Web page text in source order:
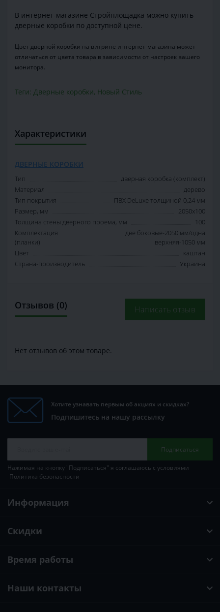
В интернет-магазине Стройплощадка можно купить
дверные коробки по доступной цене.
Цвет дверной коробки на витрине интернет-магазина может
отличаться от цвета товара в зависимости от настроек вашего
монитора.
Теги: Дверные коробки, Новый Стиль
Характеристики
ДВЕРНЫЕ КОРОБКИ
Тип
дверная коробка (комплект)
Материал
дерево
Тип покрытия
ПВХ DeLuxe толщиной 0,24 мм
Размер, мм
2050х100
Толщина стены дверного проема, мм
100
Комплектация
(планки)
две боковые-2050 мм/одна
верхняя-1050 мм
Цвет
каштан
Страна-производитель
Украина
Отзывов (0) Написать отзыв
Нет отзывов об этом товаре.
Хотите узнавать первым об акциях и скидках?
Подпишитесь на нашу рассылку
Подписаться
Нажимая на кнопку "Подписаться" я соглашаюсь с условиями
Политика безопасности
Информация
Скидки
Время работы
Наши контакты